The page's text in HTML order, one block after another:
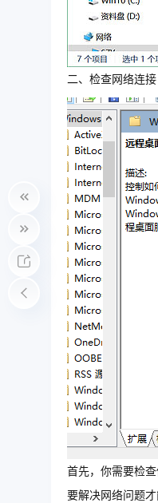
二、检查网络连接
首先，你需要检
要解决网络问题才